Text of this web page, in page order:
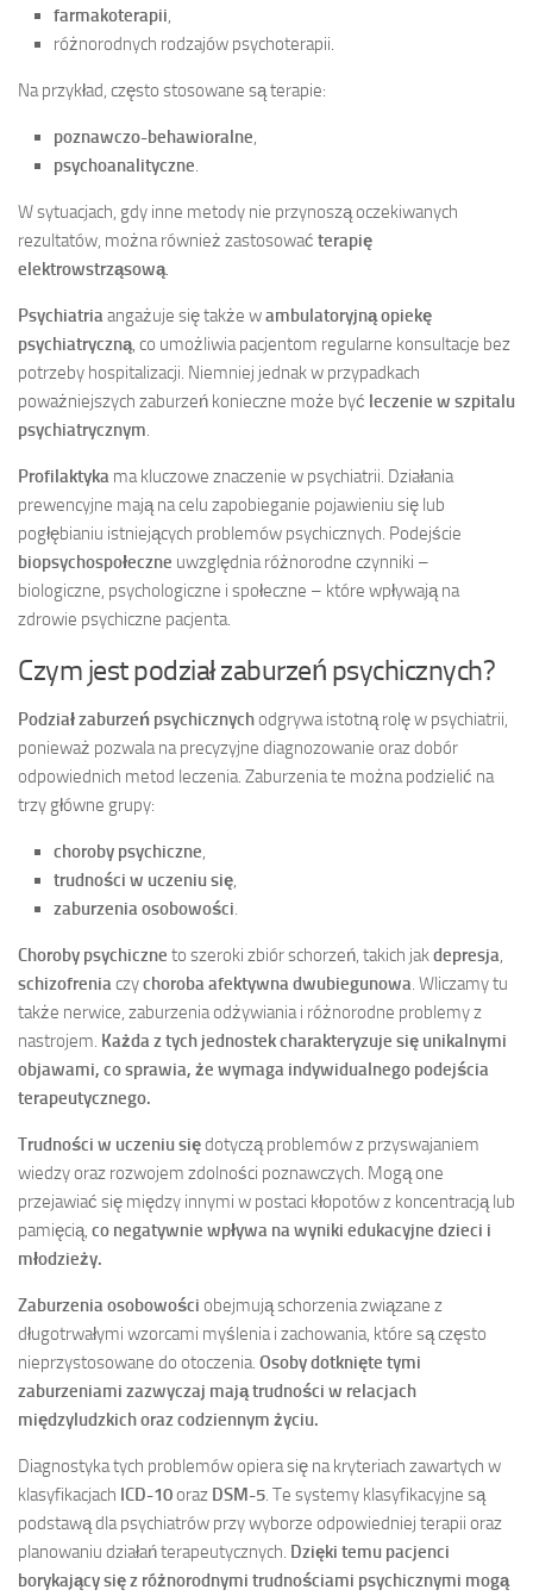
farmakoterapii,
różnorodnych rodzajów psychoterapii.
Na przykład, często stosowane są terapie:
poznawczo-behawioralne,
psychoanalityczne.
W sytuacjach, gdy inne metody nie przynoszą oczekiwanych
rezultatów, można również zastosować terapię
elektrowstrząsową.
Psychiatriaangażuje się także wambulatoryjną opiekę
psychiatryczną, co umożliwia pacjentom regularne konsultacje bez
potrzeby hospitalizacji. Niemniej jednak w przypadkach
poważniejszych zaburzeń konieczne może być leczenie w szpitalu
psychiatrycznym.
Profilaktyka ma kluczowe znaczenie w psychiatrii. Działania
prewencyjne mają na celu zapobieganie pojawieniu się lub
pogłębianiu istniejących problemów psychicznych. Podejście
biopsychospołeczne uwzględnia różnorodne czynniki –
biologiczne, psychologiczne i społeczne – które wpływają na
zdrowie psychiczne pacjenta.
Czym jest podział zaburzeń psychicznych?
Podział zaburzeń psychicznychodgrywa istotną rolę w psychiatrii,
ponieważ pozwala na precyzyjne diagnozowanie oraz dobór
odpowiednich metod leczenia. Zaburzenia te można podzielić na
trzy główne grupy:
choroby psychiczne,
trudności w uczeniu się,
zaburzenia osobowości.
Choroby psychiczne to szeroki zbiór schorzeń, takich jakdepresja,
schizofreniaczychoroba afektywna dwubiegunowa. Wliczamy tu
także nerwice, zaburzenia odżywiania i różnorodne problemy z
nastrojem. Każda z tych jednostek charakteryzuje się unikalnymi
objawami, co sprawia, że wymaga indywidualnego podejścia
terapeutycznego.
Trudności w uczeniu siędotyczą problemów z przyswajaniem
wiedzy oraz rozwojem zdolności poznawczych. Mogą one
przejawiać się między innymi w postaci kłopotów z koncentracją lub
pamięcią, co negatywnie wpływa na wyniki edukacyjne dzieci i
młodzieży.
Zaburzenia osobowości obejmują schorzenia związane z
długotrwałymi wzorcami myślenia i zachowania, które są często
nieprzystosowane do otoczenia. Osoby dotknięte tymi
zaburzeniami zazwyczaj mają trudności w relacjach
międzyludzkich oraz codziennym życiu.
Diagnostyka tych problemów opiera się na kryteriach zawartych w
klasyfikacjach ICD-10oraz DSM-5. Te systemy klasyfikacyjne są
podstawą dla psychiatrów przy wyborze odpowiedniej terapii oraz
planowaniu działań terapeutycznych. Dzięki temu pacjenci
borykający się z różnorodnymi trudnościami psychicznymi mogą